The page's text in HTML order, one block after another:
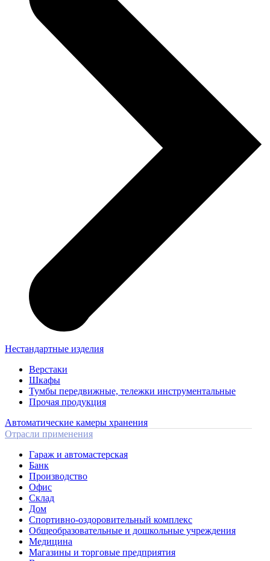
Нестандартные изделия
Верстаки
Шкафы
Тумбы передвижные, тележки инструментальные
Прочая продукция
Автоматические камеры хранения
Отрасли применения
Гараж и автомастерская
Банк
Производство
Офис
Склад
Дом
Спортивно-оздоровительный комплекс
Общеобразовательные и дошкольные учреждения
Медицина
Магазины и торговые предприятия